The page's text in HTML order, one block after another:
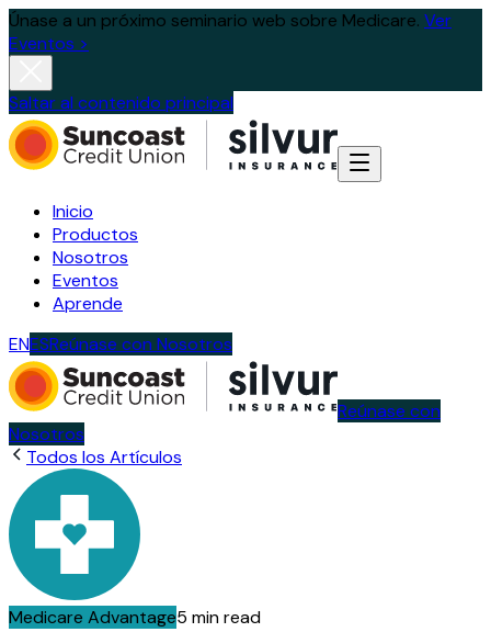
Únase a un próximo seminario web sobre Medicare. Ver
Eventos >
Saltar al contenido principal
Inicio
Productos
Nosotros
Eventos
Aprende
ENESReúnase con Nosotros
Reúnase con
Nosotros
Todos los Artículos
Medicare Advantage5 min read